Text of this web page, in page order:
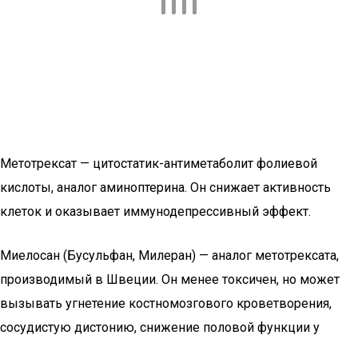
Метотрексат — цитостатик-антиметаболит фолиевой
кислоты, аналог аминоптерина. Он снижает активность
клеток и оказывает иммунодепрессивный эффект.
Миелосан (Бусульфан, Милеран) — аналог метотрексата,
производимый в Швеции. Он менее токсичен, но может
вызывать угнетение костномозгового кроветворения,
сосудистую дистонию, снижение половой функции у